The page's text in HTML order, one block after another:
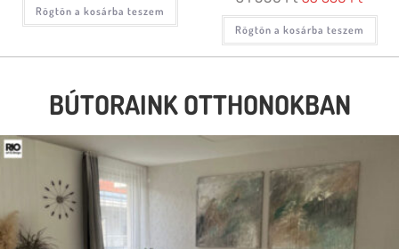
Rögtön a kosárba teszem
Rögtön a kosárba teszem
BÚTORAINK OTTHONOKBAN